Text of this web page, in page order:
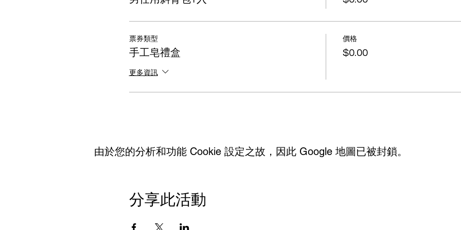
票券類型
手工皂禮盒
更多資訊
價格
$0.00
由於您的分析和功能 Cookie 設定之故，因此 Google 地圖已被封鎖。
分享此活動